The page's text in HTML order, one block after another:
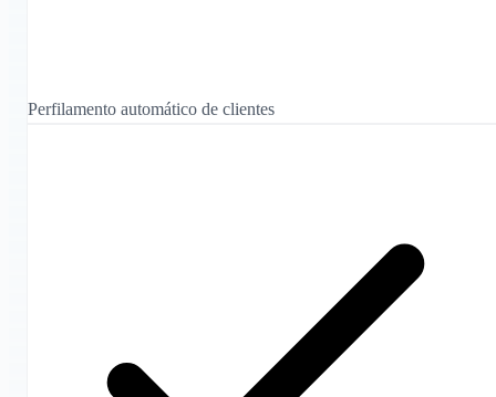
Perfilamento automático de clientes